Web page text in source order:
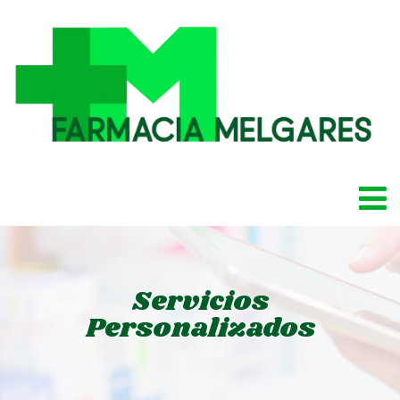
Servicios
Personalizados